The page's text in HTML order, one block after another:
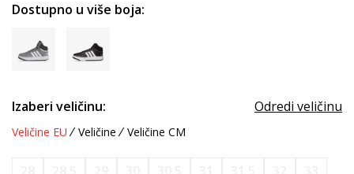
Dostupno u više boja:
Izaberi veličinu: Odredi veličinu
Veličine EU Veličine Veličine CM